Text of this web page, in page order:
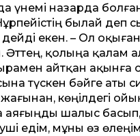
үнемі назарда
былай
дейді екен. – Ол
Әт­тең, қолыңа қалам
айт­қан ақынға
түскен бәйге аты
көңілдегі
аяғыңды шалыс
едім, мұны өз